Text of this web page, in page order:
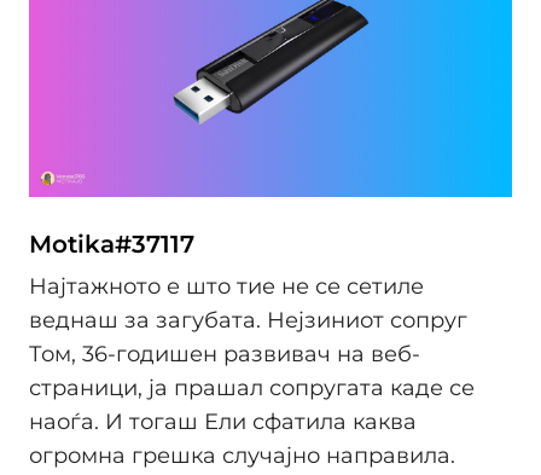
Motika#37117
Најтажното е што тие не се сетиле
веднаш за загубата. Нејзиниот сопруг
Том, 36-годишен развивач на веб-
страници, ја прашал сопругата каде се
наоѓа. И тогаш Ели сфатила каква
огромна грешка случајно направила.